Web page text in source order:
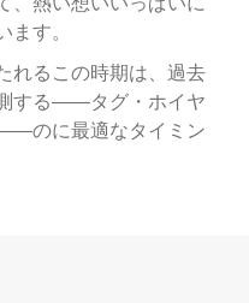
、熱い想いいっぱいに
ます。
れるこの時期は、過去
する――タグ・ホイヤ
のに最適なタイミン